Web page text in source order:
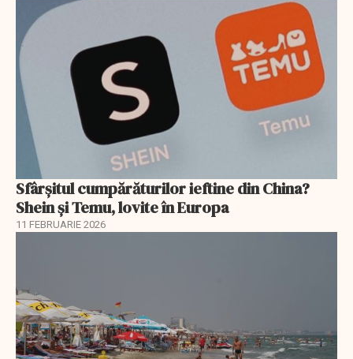
Sfârșitul cumpărăturilor ieftine din China?
Shein și Temu, lovite în Europa
11 FEBRUARIE 2026